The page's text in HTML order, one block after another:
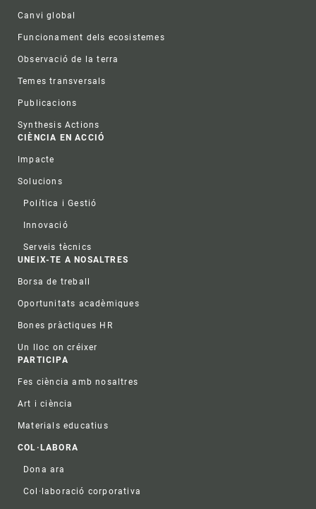
Canvi global
Funcionament dels ecosistemes
Observació de la terra
Temes transversals
Publicacions
Synthesis Actions
CIÈNCIA EN ACCIÓ
Impacte
Solucions
Política i Gestió
Innovació
Serveis tècnics
UNEIX-TE A NOSALTRES
Borsa de treball
Oportunitats acadèmiques
Bones pràctiques HR
Un lloc on créixer
PARTICIPA
Fes ciència amb nosaltres
Art i ciència
Materials educatius
COL·LABORA
Dona ara
Col·laboració corporativa